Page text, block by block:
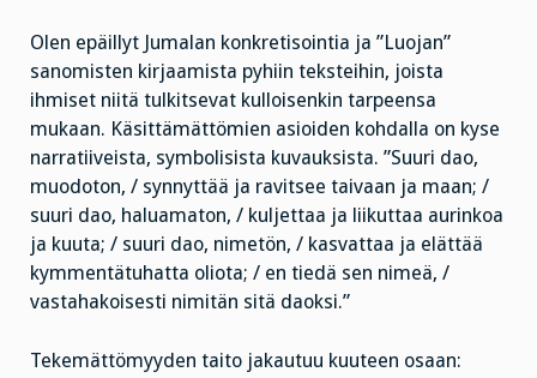
Olen epäillyt Jumalan konkretisointia ja ”Luojan”
sanomisten kirjaamista pyhiin teksteihin, joista
ihmiset niitä tulkitsevat kulloisenkin tarpeensa
mukaan. Käsittämättömien asioiden kohdalla on kyse
narratiiveista, symbolisista kuvauksista. ”Suuri dao,
muodoton, / synnyttää ja ravitsee taivaan ja maan; /
suuri dao, haluamaton, / kuljettaa ja liikuttaa aurinkoa
ja kuuta; / suuri dao, nimetön, / kasvattaa ja elättää
kymmentätuhatta oliota; / en tiedä sen nimeä, /
vastahakoisesti nimitän sitä daoksi.”
Tekemättömyyden taito jakautuu kuuteen osaan: